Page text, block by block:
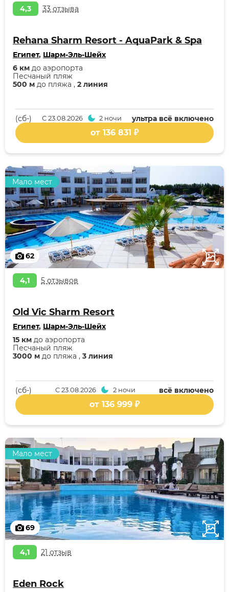
4,3 33 отзыва
Rehana Sharm Resort - AquaPark & Spa
Египет, Шарм-Эль-Шейх
500 м до пляжа , 2 линия
Песчаный пляж
6 км до аэропорта
ультра всё включено
С23.08.2026 2 ночи
(cб-)
от 136 831 ₽
62
Мало мест
4,1 5 отзывов
Old Vic Sharm Resort
Египет, Шарм-Эль-Шейх
3000 м до пляжа , 3 линия
Песчаный пляж
15 км до аэропорта
всё включено
С23.08.2026 2 ночи
(cб-)
от 136 999 ₽
69
Мало мест
4,1 21 отзыв
Eden Rock